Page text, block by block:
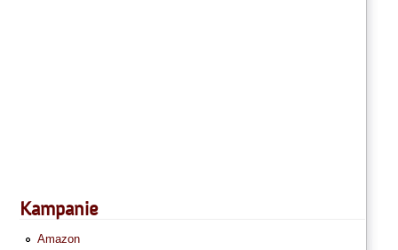
Kampanie
Amazon